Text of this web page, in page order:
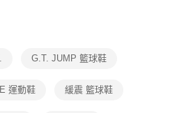
付 」之結帳頁面顯示為準，若有關於
等相關疑問，請聯繫「AFTEE先享後付
support/home
供之「AFTEE先享後付」服務完成之交
G.T. JUMP 籃球鞋
運動鞋 緩震 籃球鞋